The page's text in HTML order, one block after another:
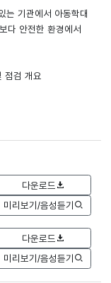
는 기관에서 아동학대
다 안전한 환경에서
점검 개요
다운로드
미리보기/음성듣기
다운로드
미리보기/음성듣기